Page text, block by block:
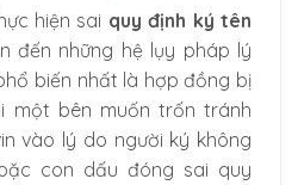
hiện sai quy định ký tên
đến những hệ lụy pháp lý
biến nhất là hợp đồng bị
một bên muốn trốn tránh
vào lý do người ký không
con dấu đóng sai quy